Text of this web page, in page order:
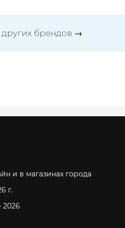
брендов →
и в магазинах города
г.
2026